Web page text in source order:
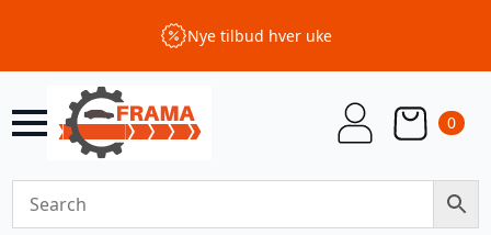
Nye tilbud hver uke
0